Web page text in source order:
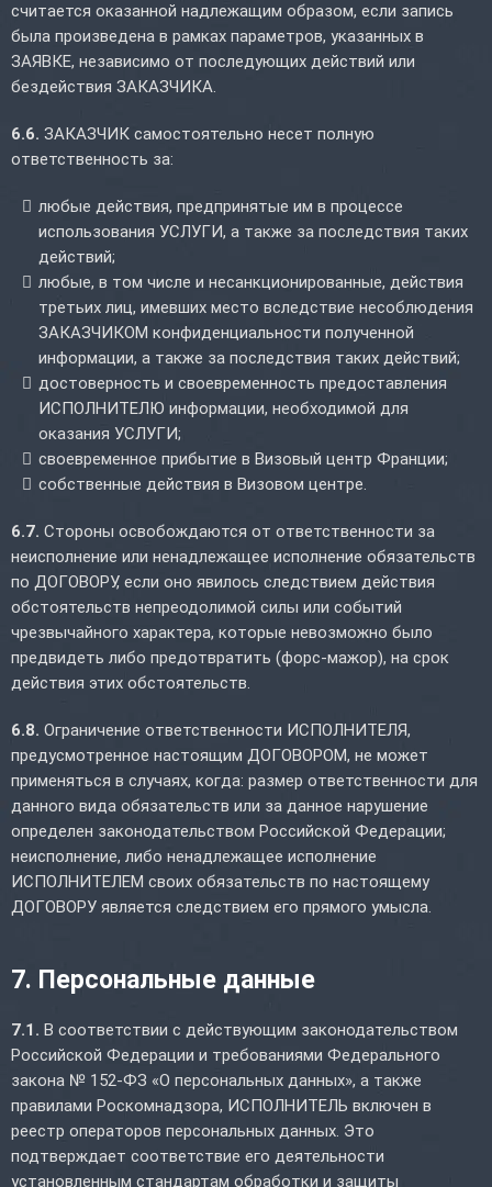
считается оказанной надлежащим образом, если запись
была произведена в рамках параметров, указанных в
ЗАЯВКЕ, независимо от последующих действий или
бездействия ЗАКАЗЧИКА.
6.6. ЗАКАЗЧИК самостоятельно несет полную
ответственность за:
любые действия, предпринятые им в процессе
использования УСЛУГИ, а также за последствия таких
действий;
любые, в том числе и несанкционированные, действия
третьих лиц, имевших место вследствие несоблюдения
ЗАКАЗЧИКОМ конфиденциальности полученной
информации, а также за последствия таких действий;
достоверность и своевременность предоставления
ИСПОЛНИТЕЛЮ информации, необходимой для
оказания УСЛУГИ;
своевременное прибытие в Визовый центр Франции;
собственные действия в Визовом центре.
6.7. Стороны освобождаются от ответственности за
неисполнение или ненадлежащее исполнение обязательств
по ДОГОВОРУ, если оно явилось следствием действия
обстоятельств непреодолимой силы или событий
чрезвычайного характера, которые невозможно было
предвидеть либо предотвратить (форс-мажор), на срок
действия этих обстоятельств.
6.8. Ограничение ответственности ИСПОЛНИТЕЛЯ,
предусмотренное настоящим ДОГОВОРОМ, не может
применяться в случаях, когда: размер ответственности для
данного вида обязательств или за данное нарушение
определен законодательством Российской Федерации;
неисполнение, либо ненадлежащее исполнение
ИСПОЛНИТЕЛЕМ своих обязательств по настоящему
ДОГОВОРУ является следствием его прямого умысла.
7. Персональные данные
7.1. В соответствии с действующим законодательством
Российской Федерации и требованиями Федерального
закона № 152-ФЗ «О персональных данных», а также
правилами Роскомнадзора, ИСПОЛНИТЕЛЬ включен в
реестр операторов персональных данных. Это
подтверждает соответствие его деятельности
установленным стандартам обработки и защиты